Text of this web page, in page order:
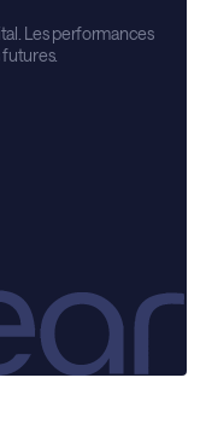
Les performances